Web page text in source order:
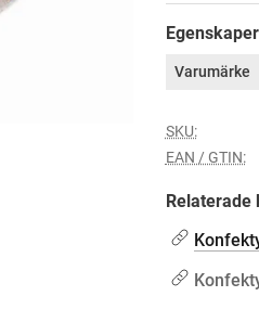
Egenskaper
Varumärke
SKU:
EAN / GTIN:
Relaterade